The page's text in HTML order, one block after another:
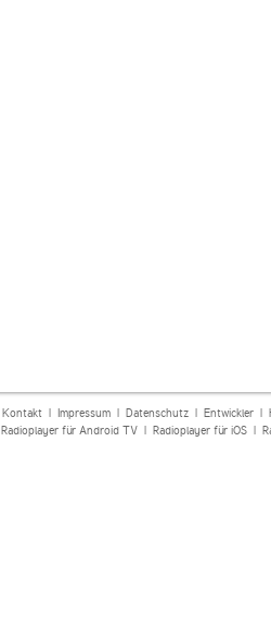
Kontakt| Impressum| Datenschutz| Entwickler|
Radioplayer für Android TV| Radioplayer für iOS|